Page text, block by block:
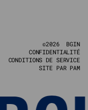
©2026 BGIN
CONFIDENTIALITÉ
CONDITIONS DE SERVICE
SITE PAR PAM